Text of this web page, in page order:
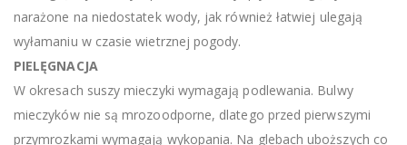
narażone na niedostatek wody, jak również łatwiej ulegają
wyłamaniu w czasie wietrznej pogody.
PIELĘGNACJA
W okresach suszy mieczyki wymagają podlewania. Bulwy
mieczyków nie są mrozoodporne, dlatego przed pierwszymi
przymrozkami wymagają wykopania. Na glebach uboższych co